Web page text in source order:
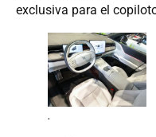
exclusiva para el
.